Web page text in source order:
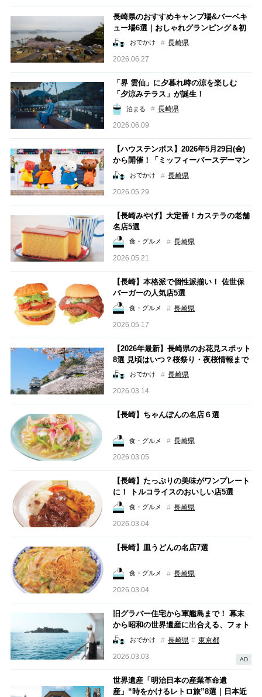
長崎県のおすすめキャンプ場&バーベキ
ュー場6選｜おしゃれグランピング＆初
心者向け施設も紹介！
おでかけ
長崎県
2026.06.27
「界 雲仙」に夕暮れ時の涼を楽しむ
「夕涼みテラス」が誕生！
泊まる
長崎県
2026.06.09
【ハウステンボス】2026年5月29日(金)
から開催！「ミッフィーバースデーマン
ス」でミッフィーのお誕生日を盛り上げ
よう♪
おでかけ
長崎県
2026.05.29
【長崎みやげ】大定番！カステラの老舗
名店5選
食・グルメ
長崎県
2026.05.21
【長崎】本格派で個性派揃い！ 佐世保
バーガーの人気店5選
食・グルメ
長崎県
2026.05.17
【2026年最新】長崎県のお花見スポット
8選 見頃はいつ？桜祭り・夜桜情報まで
ご紹介おでかけ
長崎県
2026.03.14
【長崎】ちゃんぽんの名店６選
食・グルメ
長崎県
2026.03.05
【長崎】たっぷりの美味がワンプレート
に！ トルコライスのおいしい店5選
食・グルメ
長崎県
2026.03.04
【長崎】皿うどんの名店7選
食・グルメ
長崎県
2026.03.04
旧グラバー住宅から軍艦島まで！ 幕末
から昭和の世界遺産に出合える、フォト
ジェニックな長崎の“時をかけるレトロ
旅”【エモい！×産業遺産】
AD
おでかけ 長崎県
東京都
2026.03.03
世界遺産「明治日本の産業革命遺
産」“時をかけるレトロ旅”8選｜日本近